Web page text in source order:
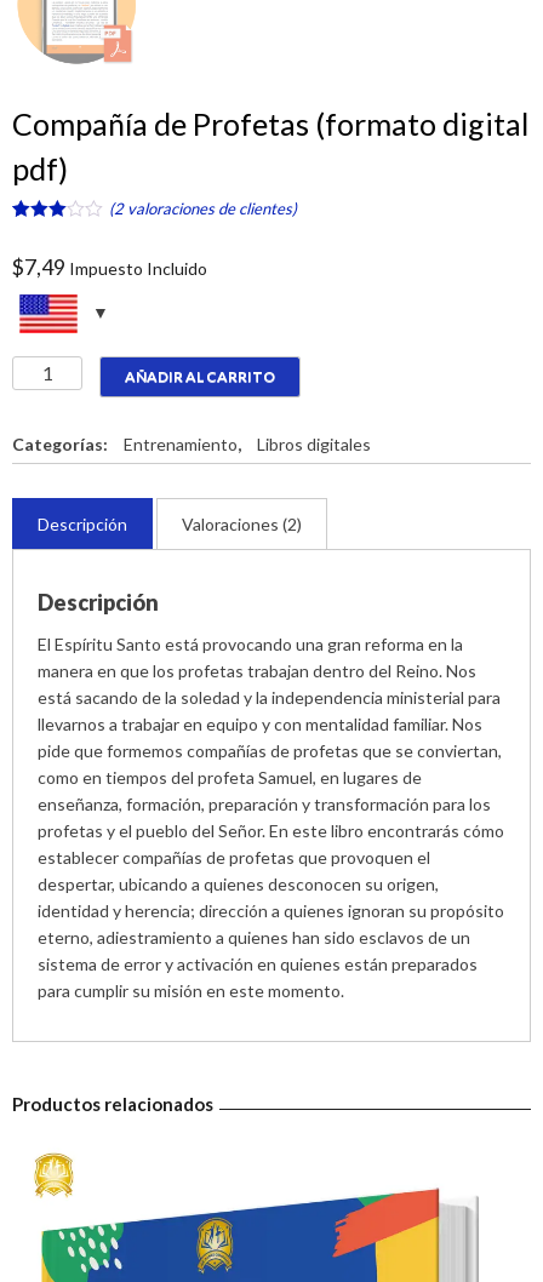
Compañía de Profetas (formato digital
pdf)
sobre
basado
en
puntuaciones
clientes
(2valoraciones de clientes)
$7,49 Impuesto Incluido
Compañía
de
(formato
digital
pdf)
cantidad
AÑADIR AL CARRITO
Categorías: Entrenamiento, Libros digitales
Descripción Valoraciones (2)
Descripción
El Espíritu Santo está provocando una gran reforma en la
manera en que los profetas trabajan dentro del Reino. Nos
está sacando de la soledad y la independencia ministerial para
llevarnos a trabajar en equipo y con mentalidad familiar. Nos
pide que formemos compañías de profetas que se conviertan,
como en tiempos del profeta Samuel, en lugares de
enseñanza, formación, preparación y transformación para los
profetas y el pueblo del Señor. En este libro encontrarás cómo
establecer compañías de profetas que provoquen el
despertar, ubicando a quienes desconocen su origen,
identidad y herencia; dirección a quienes ignoran su propósito
eterno, adiestramiento a quienes han sido esclavos de un
sistema de error y activación en quienes están preparados
para cumplir su misión en este momento.
Productos relacionados